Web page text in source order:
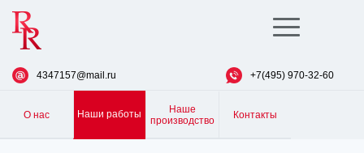
Toggle
navigation
4347157@mail.ru +7(495) 970-32-60
О нас Наши работы
Наше
производство
Контакты